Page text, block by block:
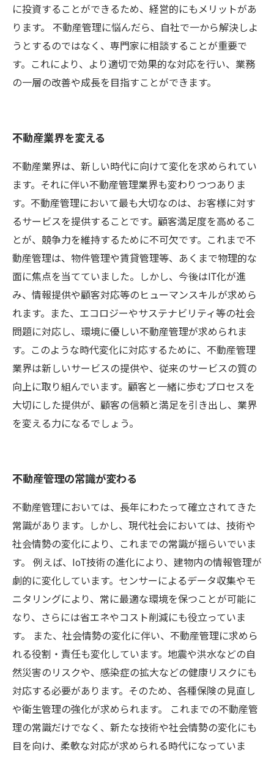
に投資することができるため、経営的にもメリットがあ
ります。 不動産管理に悩んだら、自社で一から解決しよ
うとするのではなく、専門家に相談することが重要で
す。これにより、より適切で効果的な対応を行い、業務
の一層の改善や成長を目指すことができます。
不動産業界を変える
不動産業界は、新しい時代に向けて変化を求められてい
ます。それに伴い不動産管理業界も変わりつつありま
す。不動産管理において最も大切なのは、お客様に対す
るサービスを提供することです。顧客満足度を高めるこ
とが、競争力を維持するために不可欠です。これまで不
動産管理は、物件管理や賃貸管理等、あくまで物理的な
面に焦点を当てていました。しかし、今後はIT化が進
み、情報提供や顧客対応等のヒューマンスキルが求めら
れます。また、エコロジーやサステナビリティ等の社会
問題に対応し、環境に優しい不動産管理が求められま
す。このような時代変化に対応するために、不動産管理
業界は新しいサービスの提供や、従来のサービスの質の
向上に取り組んでいます。顧客と一緒に歩むプロセスを
大切にした提供が、顧客の信頼と満足を引き出し、業界
を変える力になるでしょう。
不動産管理の常識が変わる
不動産管理においては、長年にわたって確立されてきた
常識があります。しかし、現代社会においては、技術や
社会情勢の変化により、これまでの常識が揺らいでいま
す。 例えば、IoT技術の進化により、建物内の情報管理が
劇的に変化しています。センサーによるデータ収集やモ
ニタリングにより、常に最適な環境を保つことが可能に
なり、さらには省エネやコスト削減にも役立っていま
す。 また、社会情勢の変化に伴い、不動産管理に求めら
れる役割・責任も変化しています。地震や洪水などの自
然災害のリスクや、感染症の拡大などの健康リスクにも
対応する必要があります。そのため、各種保険の見直し
や衛生管理の強化が求められます。 これまでの不動産管
理の常識だけでなく、新たな技術や社会情勢の変化にも
目を向け、柔軟な対応が求められる時代になっていま